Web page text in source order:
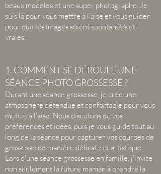
beaux modèles et une super photographe. Je
suis là pour vous mettre à l’aise et vous guider
pour que les images soient spontanées et
vraies.
1. COMMENT SE DÉROULE UNE
SÉANCE PHOTO GROSSESSE ?
Durant une séance grossesse, je crée une
atmosphère détendue et confortable pour vous
mettre à l'aise. Nous discutons de vos
préférences et idées, puis je vous guide tout au
long de la séance pour capturer vos courbes de
grossesse de manière délicate et artistique.
Lors d'une séance grossesse en famille, j'invite
non seulement la future maman à prendre la